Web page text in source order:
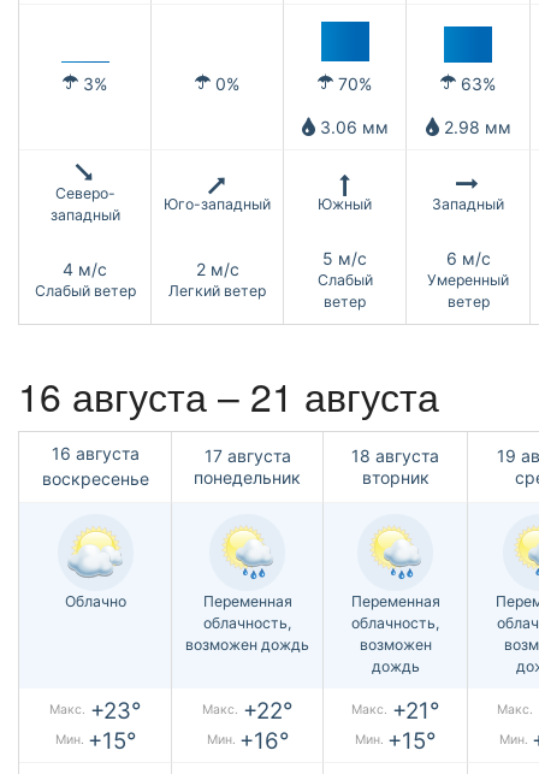
3% 0% 70% 63%
3.06 мм 2.98 мм
Северо-
западный
Юго-западный Южный Западный
4 м/с
Слабый ветер
2 м/с
Легкий ветер
5 м/с
Слабый
ветер
6 м/с
Умеренный
ветер
16 августа – 21 августа
16 августа
воскресенье
17 августа
понедельник
18 августа
вторник
19
Облачно
Переменная
облачность,
возможен дождь
Переменная
облачность,
возможен
дождь
Макс. +23°
Мин. +15°
Макс. +22°
Мин. +16°
Макс. +21°
Мин. +15°
Макс.
Мин.